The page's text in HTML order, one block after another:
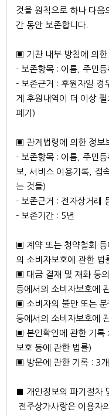
것을 원칙으로 하나 다음
간 동안 보존합니다.
▣ 기관 내부 방침에 의한
- 보존항목 : 이름, 주민
- 보존근거 : 후원자일 경
게 후원내역이 더 이상
폐기)
▣ 관계법령에 의한 정보
- 보존항목 : 이름, 주민
보, 서비스 이용기록, 접
는 것들)
- 보존근거 : 전자상거래
- 보존기간 : 5년
▣ 계약 또는 청약철회 등
의 소비자보호에 관한 법
▣ 대금 결재 및 재화 등
등에서의 소비자보호에
▣ 소비자의 불만 또는 분
등에서의 소비자보호에
▣ 본인확인에 관한 기록
보호 등에 관한 법률)
▣ 방문에 관한 기록 : 3
■ 개인정보의 파기절차
전주상가사랑은 이용자